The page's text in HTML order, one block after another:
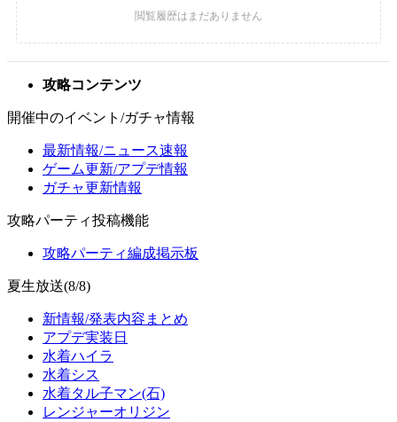
攻略コンテンツ
開催中のイベント/ガチャ情報
最新情報/ニュース速報
ゲーム更新/アプデ情報
ガチャ更新情報
攻略パーティ投稿機能
攻略パーティ編成掲示板
夏生放送(8/8)
新情報/発表内容まとめ
アプデ実装日
水着ハイラ
水着シス
水着タル子マン(石)
レンジャーオリジン